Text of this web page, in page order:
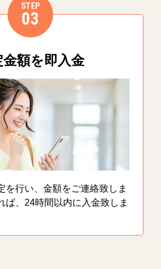
STEP
03
金額を即入金
を行い、金額をご連絡致しま
ば、24時間以内に入金致しま